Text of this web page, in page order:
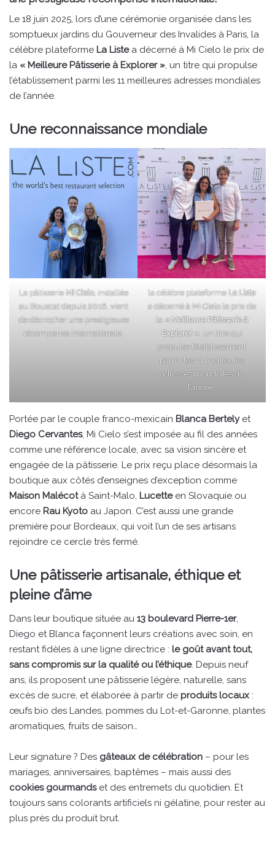
Le 18 juin 2025, lors d’une cérémonie organisée dans les
somptueux jardins du Gouverneur des Invalides à Paris, la
célèbre plateforme La Listea décerné à Mi Cielo le prix de
la « Meilleure Pâtisserie à Explorer », un titre qui propulse
l’établissement parmi les 11 meilleures adresses mondiales
de l’année.
Une reconnaissance mondiale
La pâtisserie Mi Cielo, installée
au Bouscat depuis 2016, vient
de décrocher une prestigieuse
récompense internationale.
la célèbre plateforme La Liste
a décerné à Mi Cielo le prix de
la « Meilleure Pâtisserie à
Explorer », un titre qui
propulse l’établissement
parmi les 11 meilleures
adresses mondiales de
l’année.
Portée par le couple franco-mexicain Blanca Bertelyet
Diego Cervantes, Mi Cielo s’est imposée au fil des années
comme une référence locale, avec sa vision sincère et
engagée de la pâtisserie. Le prix reçu place désormais la
boutique aux côtés d’enseignes d’exception comme
Maison Malécotà Saint-Malo, Lucetteen Slovaquie ou
encore Rau Kyoto au Japon. C’est aussi une grande
première pour Bordeaux, qui voit l’un de ses artisans
rejoindre ce cercle très fermé.
Une pâtisserie artisanale, éthique et
pleine d’âme
Dans leur boutique située au 13 boulevard Pierre-1er,
Diego et Blanca façonnent leurs créations avec soin, en
restant fidèles à une ligne directrice : le goût avant tout,
sans compromis sur la qualité ou l’éthique. Depuis neuf
ans, ils proposent une pâtisserie légère, naturelle, sans
excès de sucre, et élaborée à partir de produits locaux :
œufs bio des Landes, pommes du Lot-et-Garonne, plantes
aromatiques, fruits de saison…
Leur signature ? Des gâteaux de célébration – pour les
mariages, anniversaires, baptêmes – mais aussi des
cookies gourmandset des entremets du quotidien. Et
toujours sans colorants artificiels ni gélatine, pour rester au
plus près du produit brut.